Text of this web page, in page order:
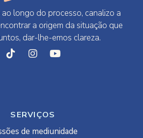
longo do processo, canalizo a
a origem da situação que
dar-lhe-emos clareza.
SERVIÇOS
de mediunidade